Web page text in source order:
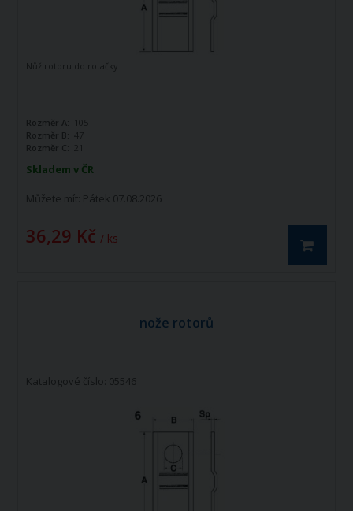
Skladem v ČR
Můžete mít: Pátek 07.08.2026
36,29 Kč / ks
Nůž rotoru do rotačky
Rozměr A:
105
Rozměr B:
47
Rozměr C:
21
nože rotorů
Katalogové číslo: 05546